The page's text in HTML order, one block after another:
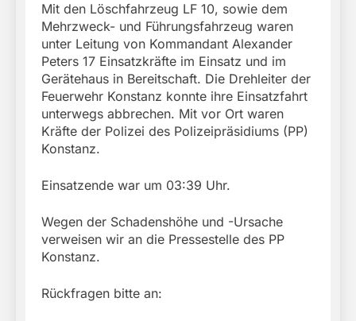
Mit den Löschfahrzeug LF 10, sowie dem
Mehrzweck- und Führungsfahrzeug waren
unter Leitung von Kommandant Alexander
Peters 17 Einsatzkräfte im Einsatz und im
Gerätehaus in Bereitschaft. Die Drehleiter der
Feuerwehr Konstanz konnte ihre Einsatzfahrt
unterwegs abbrechen. Mit vor Ort waren
Kräfte der Polizei des Polizeipräsidiums (PP)
Konstanz.
Einsatzende war um 03:39 Uhr.
Wegen der Schadenshöhe und -Ursache
verweisen wir an die Pressestelle des PP
Konstanz.
Rückfragen bitte an: